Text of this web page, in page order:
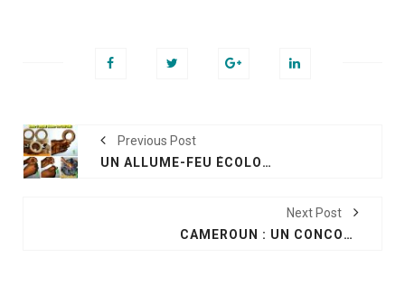
Previous Post
UN ALLUME-FEU ÉCOLOGIQUE MADE IN CAMEROON
Next Post
CAMEROUN : UN CONCOURS PHOTOS POUR DIRE STOP À LA POLLUTION DE L’AIR